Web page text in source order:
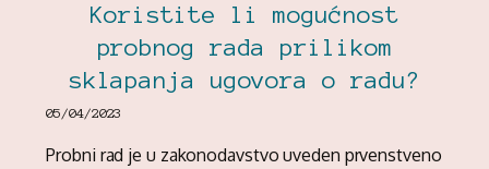
Koristite li mogućnost
probnog rada prilikom
sklapanja ugovora o radu?
05/04/2023
Probni rad je u zakonodavstvo uveden prvenstveno